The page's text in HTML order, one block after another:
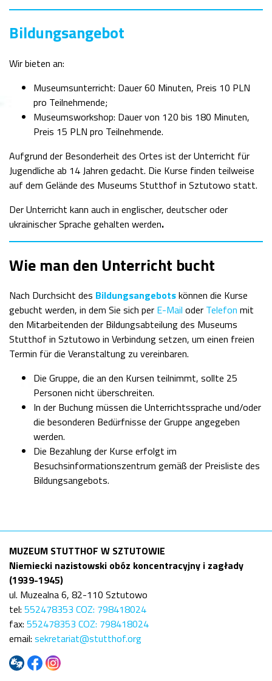
Bildungsangebot
Wir bieten an:
Museumsunterricht: Dauer 60 Minuten, Preis 10 PLN
pro Teilnehmende;
Museumsworkshop: Dauer von 120 bis 180 Minuten,
Preis 15 PLN pro Teilnehmende.
Aufgrund der Besonderheit des Ortes ist der Unterricht für
Jugendliche ab 14 Jahren gedacht. Die Kurse finden teilweise
auf dem Gelände des Museums Stutthof in Sztutowo statt.
Der Unterricht kann auch in englischer, deutscher oder
ukrainischer Sprache gehalten werden.
Wie man den Unterricht bucht
Nach Durchsicht des Bildungsangebotskönnen die Kurse
gebucht werden, in dem Sie sich per E-Mail oder Telefon mit
den Mitarbeitenden der Bildungsabteilung des Museums
Stutthof in Sztutowo in Verbindung setzen, um einen freien
Termin für die Veranstaltung zu vereinbaren.
Die Gruppe, die an den Kursen teilnimmt, sollte 25
Personen nicht überschreiten.
In der Buchung müssen die Unterrichtssprache und/oder
die besonderen Bedürfnisse der Gruppe angegeben
werden.
Die Bezahlung der Kurse erfolgt im
Besuchsinformationszentrum gemäß der Preisliste des
Bildungsangebots.
MUZEUM STUTTHOF W SZTUTOWIE
Niemiecki nazistowski obóz koncentracyjny i zagłady
(1939-1945)
ul. Muzealna 6, 82-110 Sztutowo
tel: 552478353 COZ: 798418024
fax: 552478353 COZ: 798418024
email: sekretariat@stutthof.org